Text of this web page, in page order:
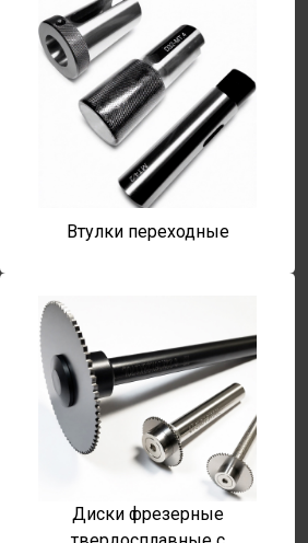
Втулки переходные
Диски фрезерные